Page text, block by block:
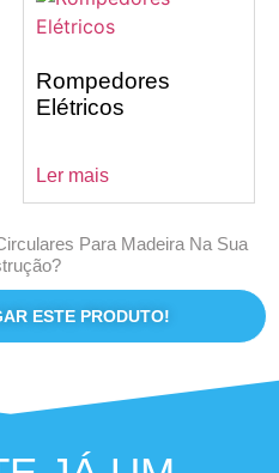
Rompedores
Elétricos
Ler mais
Para Madeira Na Sua
ESTE PRODUTO!